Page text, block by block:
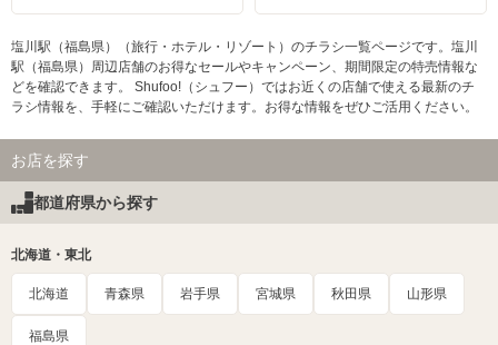
塩川駅（福島県）（旅行・ホテル・リゾート）のチラシ一覧ページです。塩川
駅（福島県）周辺店舗のお得なセールやキャンペーン、期間限定の特売情報な
どを確認できます。 Shufoo!（シュフー）ではお近くの店舗で使える最新のチ
ラシ情報を、手軽にご確認いただけます。お得な情報をぜひご活用ください。
お店を探す
都道府県から探す
北海道・東北
北海道 青森県 岩手県 宮城県 秋田県 山形県
福島県